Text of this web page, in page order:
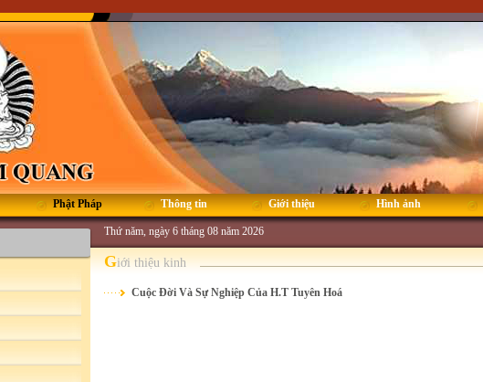
Phật Pháp Thông tin Giới thiệu Hình ảnh
Thứ năm, ngày 6 tháng 08 năm 2026
Giới thiệu kinh
Cuộc Đời Và Sự Nghiệp Của H.T Tuyên Hoá